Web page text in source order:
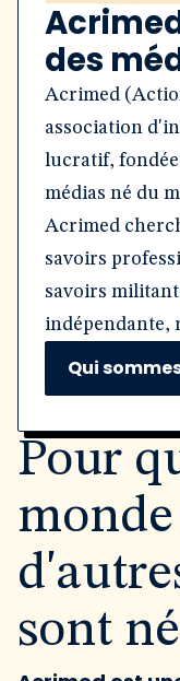
des
Acrimed
association
lucratif, fondée
médias né du
Acrimed
savoirs
savoirs
indépendante,
Qui
Pour
sont